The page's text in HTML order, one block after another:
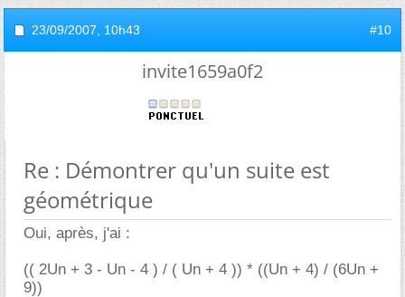
23/09/2007, 10h43 #10
invite1659a0f2
Re : Démontrer qu'un suite est
géométrique
Oui, après, j'ai :
(( 2Un + 3 - Un - 4 ) / ( Un + 4 )) * ((Un + 4) / (6Un +
9))